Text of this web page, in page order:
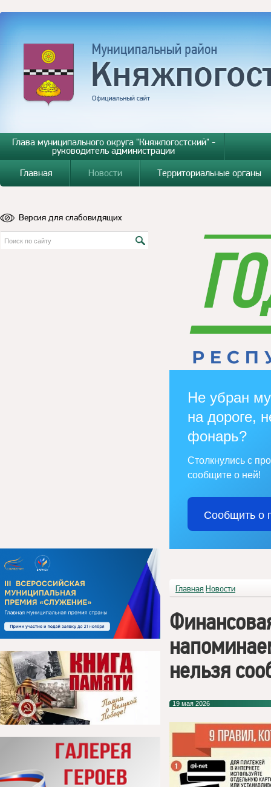
Глава муниципального округа "Княжпогостский" -
руководитель администрации
Главная
Новости Территориальные органы
Версия для слабовидящих
Не убран
на дороге,
фонарь?
Столкнулись с
сообщите о ней!
Сообщить о
Главная Новости
нельзя
19 мая 2026